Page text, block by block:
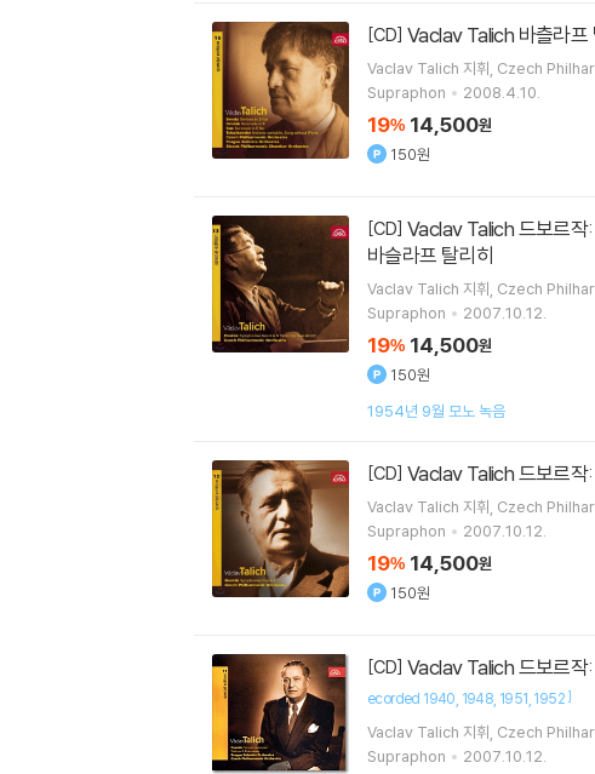
[CD] Vaclav Talich 바츨라프
Vaclav Talich 지휘 Czech
Supraphon
2008.4.10.
19% 14,500원
150원
[CD]
바슬라프 탈리히
Vaclav Talich 지휘 Czech
Supraphon
2007.10.12.
19% 14,500원
150원
1954년 9월 모노 녹음
[CD] Vaclav Talich 드보르
Vaclav Talich 지휘 Czech
Supraphon
2007.10.12.
19% 14,500원
150원
[CD] Vaclav Talich 드보르
ecorded 1940 1948 1951 1952]
Vaclav Talich 지휘 Czech
Supraphon
2007.10.12.